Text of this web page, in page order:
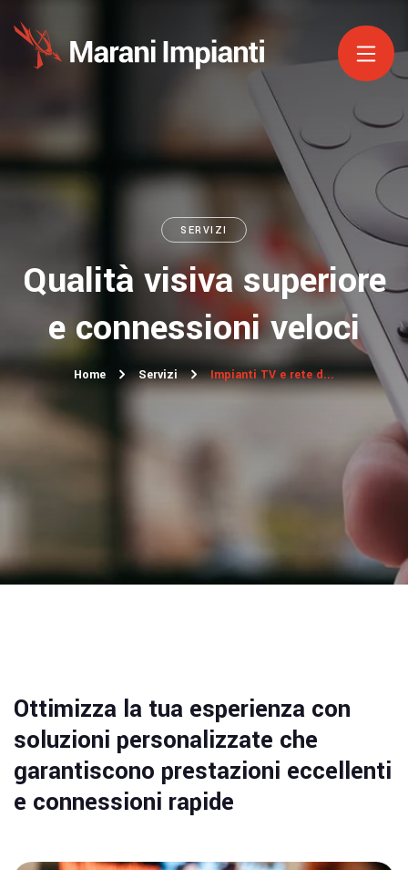
SERVIZI
Qualità visiva superiore
e connessioni veloci
Home Servizi Impianti TV e rete d...
Ottimizza la tua esperienza con
soluzioni personalizzate che
garantiscono prestazioni eccellenti
e connessioni rapide